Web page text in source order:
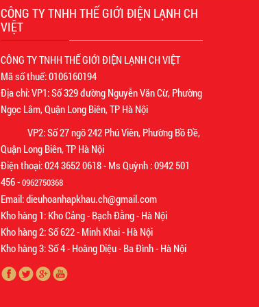
CÔNG TY TNHH THẾ GIỚI ĐIỆN LẠNH CH
VIỆT
CÔNG TY TNHH THẾ GIỚI ĐIỆN LẠNH CH VIỆT
Mã số thuế: 0106160194
Địa chỉ: VP1: Số 329 đường Nguyễn Văn Cừ, Phường
Ngọc Lâm, Quận Long Biên, TP Hà Nội
VP2: Số 27 ngõ 242 Phú Viên, Phường Bồ Đề,
Quận Long Biên, TP Hà Nội
Điện thoại: 024 3652 0618 - Ms Quỳnh : 0942 501
456 -0962750368
Email: dieuhoanhapkhau.ch@gmail.com
Kho hàng 1: Kho Cảng - Bạch Đằng - Hà Nội
Kho hàng 2: Số 622 - Minh Khai - Hà Nội
Kho hàng 3: Số 4 - Hoàng Diệu - Ba Đình - Hà Nội